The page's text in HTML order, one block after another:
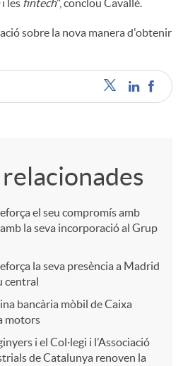
i les fintech", conclou Cavallé.
sobre la nova manera d'obtenir
el seu compromís amb
la seva incorporació al Grup
la seva presència a Madrid
central
bancària mòbil de Caixa
motors
i el Col·legi i l’Associació
de Catalunya renoven la